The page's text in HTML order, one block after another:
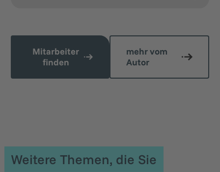
Mitarbeiter
finden
mehr vom
Autor
Weitere Themen, die Sie